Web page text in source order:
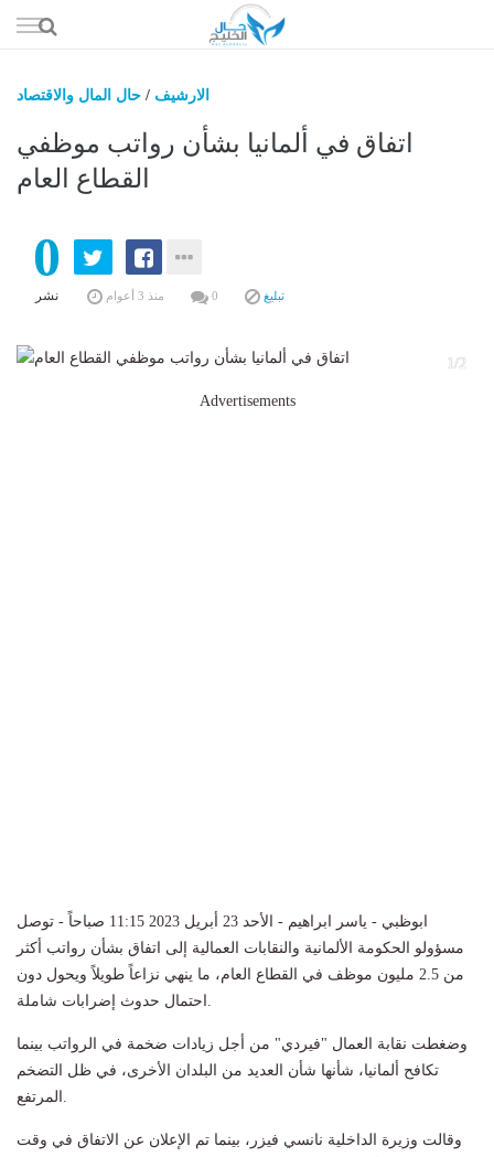
الى
الارشيف / حال المال والاقتصاد
اتفاق في ألمانيا بشأن رواتب موظفي
القطاع العام
0
نشر منذ 3 أعوام 0 تبليغ
1/2
Advertisements
ابوظبي - ياسر ابراهيم - الأحد 23 أبريل 2023 11:15 صباحاً - توصل
مسؤولو الحكومة الألمانية والنقابات العمالية إلى اتفاق بشأن رواتب أكثر
من 2.5 مليون موظف في القطاع العام، ما ينهي نزاعاً طويلاً ويحول دون
احتمال حدوث إضرابات شاملة.
وضغطت نقابة العمال "فيردي" من أجل زيادات ضخمة في الرواتب بينما
تكافح ألمانيا، شأنها شأن العديد من البلدان الأخرى، في ظل التضخم
المرتفع.
وقالت وزيرة الداخلية نانسي فيزر، بينما تم الإعلان عن الاتفاق في وقت
حال
حال
حال الثقافة والفن